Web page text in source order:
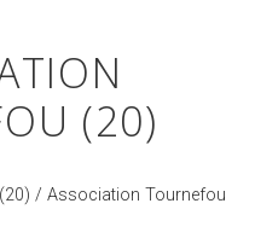
(20)
/ Association Tournefou